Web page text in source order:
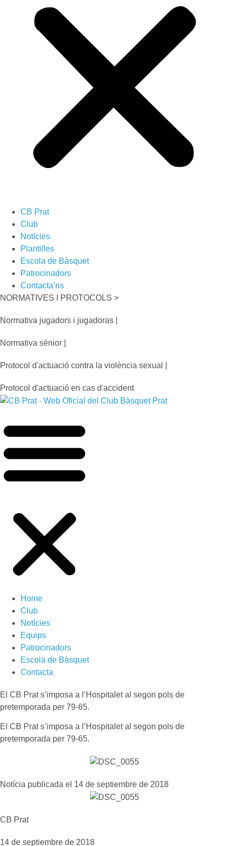
CB Prat
Club
Notícies
Plantilles
Escola de Bàsquet
Patrocinadors
Contacta’ns
NORMATIVES I PROTOCOLS >
Normativa jugadors i jugadoras |
Normativa sénior |
Protocol d'actuació contra la violència sexual |
Protocol d'actuació en cas d'accident
Home
Club
Notícies
Equips
Patrocinadors
Escola de Bàsquet
Contacta
El CB Prat s’imposa a l’Hospitalet al segon pols de
pretemporada per 79-65.
El CB Prat s’imposa a l’Hospitalet al segon pols de
pretemporada per 79-65.
Notícia publicada el 14 de septiembre de 2018
CB Prat
14 de septiembre de 2018